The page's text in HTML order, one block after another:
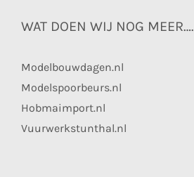
WAT DOEN WIJ NOG MEER….
Modelbouwdagen.nl
Modelspoorbeurs.nl
Hobmaimport.nl
Vuurwerkstunthal.nl